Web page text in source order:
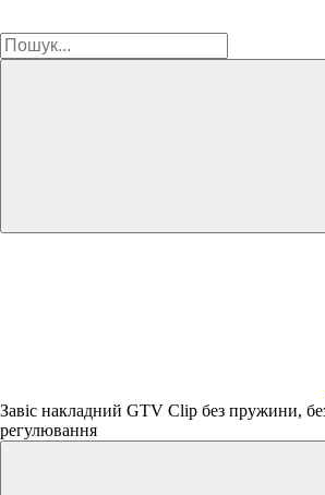
Завіс накладний GTV Clip без пружини,
регулювання